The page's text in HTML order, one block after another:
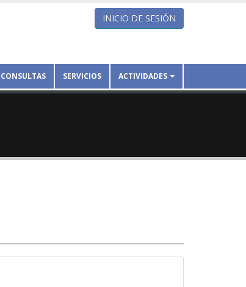
INICIO DE SESIÓN
CONSULTAS SERVICIOS ACTIVIDADES